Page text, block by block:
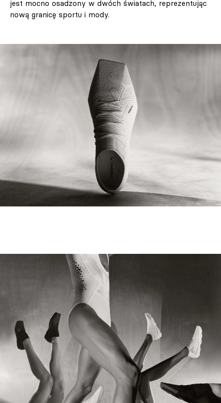
jest mocno osadzony w dwóch światach, reprezentując
nową granicę sportu i mody.